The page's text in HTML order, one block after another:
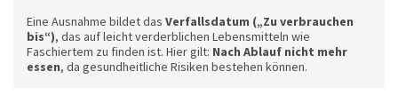
Eine Ausnahme bildet das Verfallsdatum („Zu verbrauchen
bis“), das auf leicht verderblichen Lebensmitteln wie
Faschiertem zu finden ist. Hier gilt: Nach Ablauf nicht mehr
essen, da gesundheitliche Risiken bestehen können.